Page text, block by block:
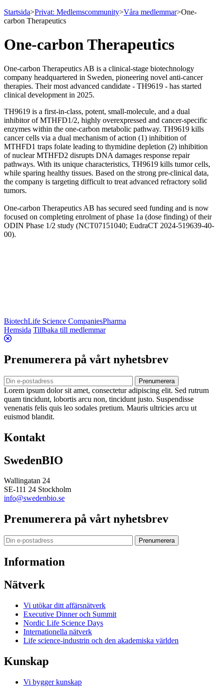
Startsida>Privat: Medlemscommunity>Våra medlemmar>One-
carbon Therapeutics
One-carbon Therapeutics
One-carbon Therapeutics AB is a clinical-stage biotechnology
company headquartered in Sweden, pioneering novel anti-cancer
therapies. Their most advanced candidate - TH9619 - has started
clinical development in 2025.
TH9619 is a first-in-class, potent, small-molecule, and a dual
inhibitor of MTHFD1/2, highly overexpressed and cancer-specific
enzymes within the one-carbon metabolic pathway. TH9619 kills
cancer cells via a dual mechanism of action (1) inhibition of
MTHFD1 traps folate leading to thymidine depletion (2) inhibition
of nuclear MTHFD2 disrupts DNA damages response repair
pathways. With its unique characteristics, TH9619 kills tumor cells,
while sparing healthy tissues. Based on the strong pre-clinical data,
the company is targeting difficult to treat advanced refractory solid
tumors.
One-carbon Therapeutics AB has secured seed funding and is now
focused on completing enrolment of phase 1a (dose finding) of their
ODIN Phase 1/2 study (NCT07151040; EudraCT 2024-519639-40-
00).
BiotechLife Science CompaniesPharma
Hemsida Tillbaka till medlemmar
Prenumerera på vårt nyhetsbrev
Prenumerera
Lorem ipsum dolor sit amet, consectetur adipiscing elit. Sed rutrum
quam tincidunt, lobortis arcu non, tincidunt justo. Suspendisse
venenatis felis quis leo sodales pretium. Mauris ultricies arcu ut
euismod blandit.
Kontakt
SwedenBIO
Wallingatan 24
SE-111 24 Stockholm
info@swedenbio.se
Prenumerera på vårt nyhetsbrev
Prenumerera
Information
Nätverk
Vi utökar ditt affärsnätverk
Executive Dinner och Summit
Nordic Life Science Days
Internationella nätverk
Life science-industrin och den akademiska världen
Kunskap
Vi bygger kunskap